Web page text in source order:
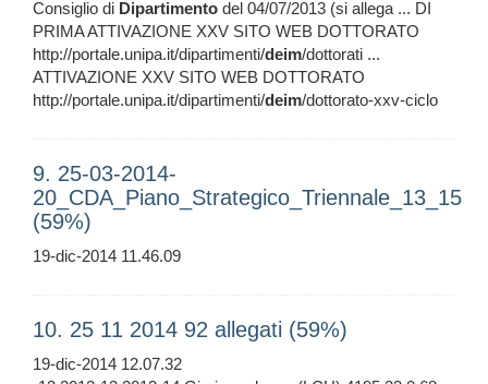
Consiglio di Dipartimento del 04/07/2013 (si allega ... DI
PRIMA ATTIVAZIONE XXV SITO WEB DOTTORATO
http://portale.unipa.it/dipartimenti/deim/dottorati ...
ATTIVAZIONE XXV SITO WEB DOTTORATO
http://portale.unipa.it/dipartimenti/deim/dottorato-xxv-ciclo
9. 25-03-2014-
20_CDA_Piano_Strategico_Triennale_13_15
(59%)
19-dic-2014 11.46.09
10. 25 11 2014 92 allegati (59%)
19-dic-2014 12.07.32